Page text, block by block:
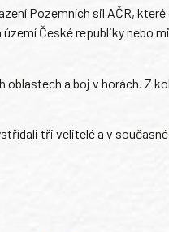
Pozemních sil AČR,
České republiky nebo
a boj v horách. Z
tři velitelé a v